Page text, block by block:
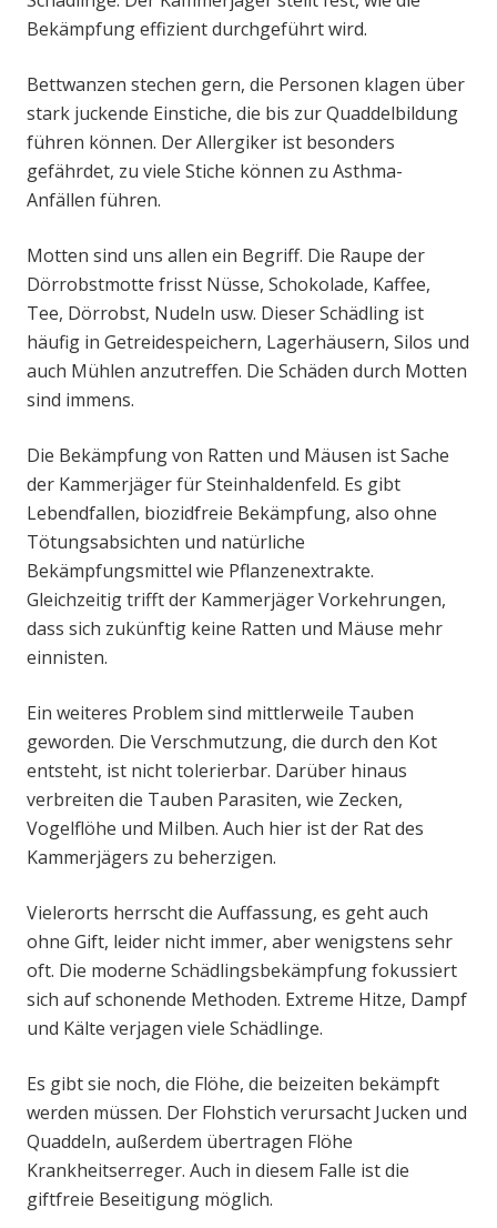
Bekämpfung effizient durchgeführt wird.
Bettwanzen stechen gern, die Personen klagen über
stark juckende Einstiche, die bis zur Quaddelbildung
führen können. Der Allergiker ist besonders
gefährdet, zu viele Stiche können zu Asthma-
Anfällen führen.
Motten sind uns allen ein Begriff. Die Raupe der
Dörrobstmotte frisst Nüsse, Schokolade, Kaffee,
Tee, Dörrobst, Nudeln usw. Dieser Schädling ist
häufig in Getreidespeichern, Lagerhäusern, Silos und
auch Mühlen anzutreffen. Die Schäden durch Motten
sind immens.
Die Bekämpfung von Ratten und Mäusen ist Sache
der Kammerjäger für Steinhaldenfeld. Es gibt
Lebendfallen, biozidfreie Bekämpfung, also ohne
Tötungsabsichten und natürliche
Bekämpfungsmittel wie Pflanzenextrakte.
Gleichzeitig trifft der Kammerjäger Vorkehrungen,
dass sich zukünftig keine Ratten und Mäuse mehr
einnisten.
Ein weiteres Problem sind mittlerweile Tauben
geworden. Die Verschmutzung, die durch den Kot
entsteht, ist nicht tolerierbar. Darüber hinaus
verbreiten die Tauben Parasiten, wie Zecken,
Vogelflöhe und Milben. Auch hier ist der Rat des
Kammerjägers zu beherzigen.
Vielerorts herrscht die Auffassung, es geht auch
ohne Gift, leider nicht immer, aber wenigstens sehr
oft. Die moderne Schädlingsbekämpfung fokussiert
sich auf schonende Methoden. Extreme Hitze, Dampf
und Kälte verjagen viele Schädlinge.
Es gibt sie noch, die Flöhe, die beizeiten bekämpft
werden müssen. Der Flohstich verursacht Jucken und
Quaddeln, außerdem übertragen Flöhe
Krankheitserreger. Auch in diesem Falle ist die
giftfreie Beseitigung möglich.